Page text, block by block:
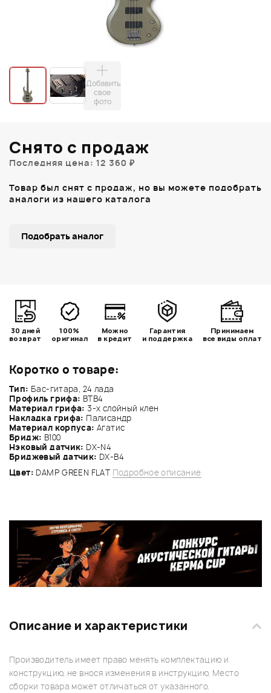
Добавить
свое
фото
Коротко о товаре:
Тип: Бас-гитара, 24 лада
Профиль грифа: ВТВ4
Материал грифа: 3-х слойный клен
Накладка грифа: Палисандр
Материал корпуса: Агатис
Бридж: В100
Нэковый датчик: DX-N4
Бриджевый датчик: DX-B4
Цвет: DAMP GREEN FLAT Подробное описание
Снято с продаж
Последняя цена: 12 360 ₽
Товар был снят с продаж, но вы можете подобрать
аналоги из нашего каталога
Подобрать аналог
30 дней
возврат
100%
оригинал
Можно
в кредит
Гарантия
и поддержка
Принимаем
все виды оплат
Описание и характеристики
Производитель имеет право менять комплектацию и
конструкцию, не внося изменения в инструкцию. Место
сборки товара может отличаться от указанного.